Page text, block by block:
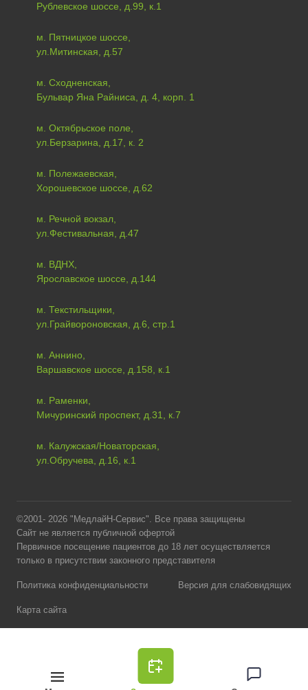
Рублевское шоссе, д.99, к.1
м. Пятницкое шоссе,
ул.Митинская, д.57
м. Сходненская,
Бульвар Яна Райниса, д. 4, корп. 1
м. Октябрьское поле,
ул.Берзарина, д.17, к. 2
м. Полежаевская,
Хорошевское шоссе, д.62
м. Речной вокзал,
ул.Фестивальная, д.47
м. ВДНХ,
Ярославское шоссе, д.144
м. Текстильщики,
ул.Грайвороновская, д.6, стр.1
м. Аннино,
Варшавское шоссе, д.158, к.1
м. Раменки,
Мичуринский проспект, д.31, к.7
м. Калужская/Новаторская,
ул.Обручева, д.16, к.1
©2001- 2026 "МедлайН-Сервис". Все права защищены
Сайт не является публичной офертой
Первичное посещение пациентов до 18 лет осуществляется
только в присутствии законного представителя
Политика конфиденциальности Версия для слабовидящих
Карта сайта